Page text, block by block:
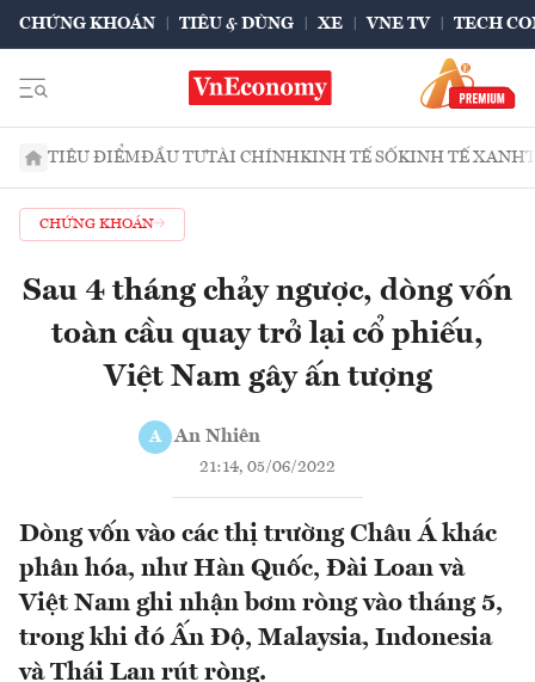
CHỨNG KHOÁN TIÊU & DÙNG XE VNE TV TECH
TIÊU ĐIỂMĐẦU TƯTÀI CHÍNHKINH TẾ SỐKINH TẾ XANH
CHỨNG KHOÁN
Sau 4 tháng chảy ngược, dòng vốn
toàn cầu quay trở lại cổ phiếu,
Việt Nam gây ấn tượng
A An Nhiên
21:14, 05/06/2022
Dòng vốn vào các thị trường Châu Á khác
phân hóa, như Hàn Quốc, Đài Loan và
Việt Nam ghi nhận bơm ròng vào tháng 5,
trong khi đó Ấn Độ, Malaysia, Indonesia
và Thái Lan rút ròng.